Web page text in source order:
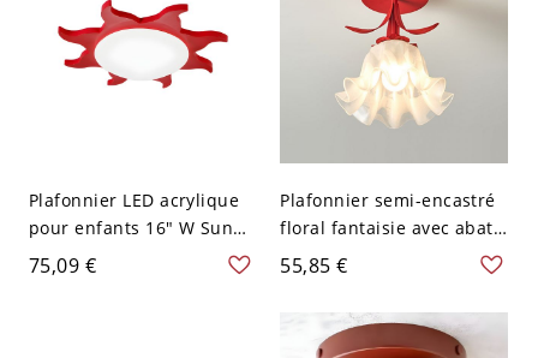
Plafonnier LED acrylique
pour enfants 16" W Sun
Nursery, lumière blanche,
rouge
75,09 €
Plafonnier semi-encastré
floral fantaisie avec abat-
jour en pétales de verre
dépoli pour couloir et
chambre de bébé - Rouge
110 V-120 V
55,85 €